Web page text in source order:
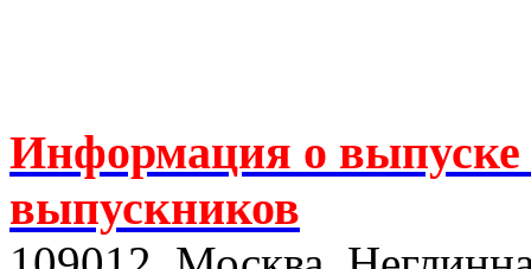
Информация о выпуске
выпускников